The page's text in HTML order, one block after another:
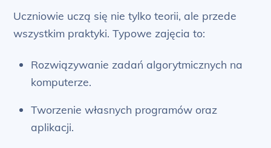
Uczniowie uczą się nie tylko teorii, ale przede
wszystkim praktyki. Typowe zajęcia to:
Rozwiązywanie zadań algorytmicznych na
komputerze.
Tworzenie własnych programów oraz
aplikacji.